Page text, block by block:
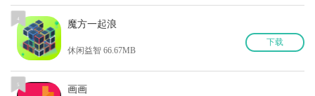
4 魔方一起浪
休闲益智 66.67MB
下载
5 画画